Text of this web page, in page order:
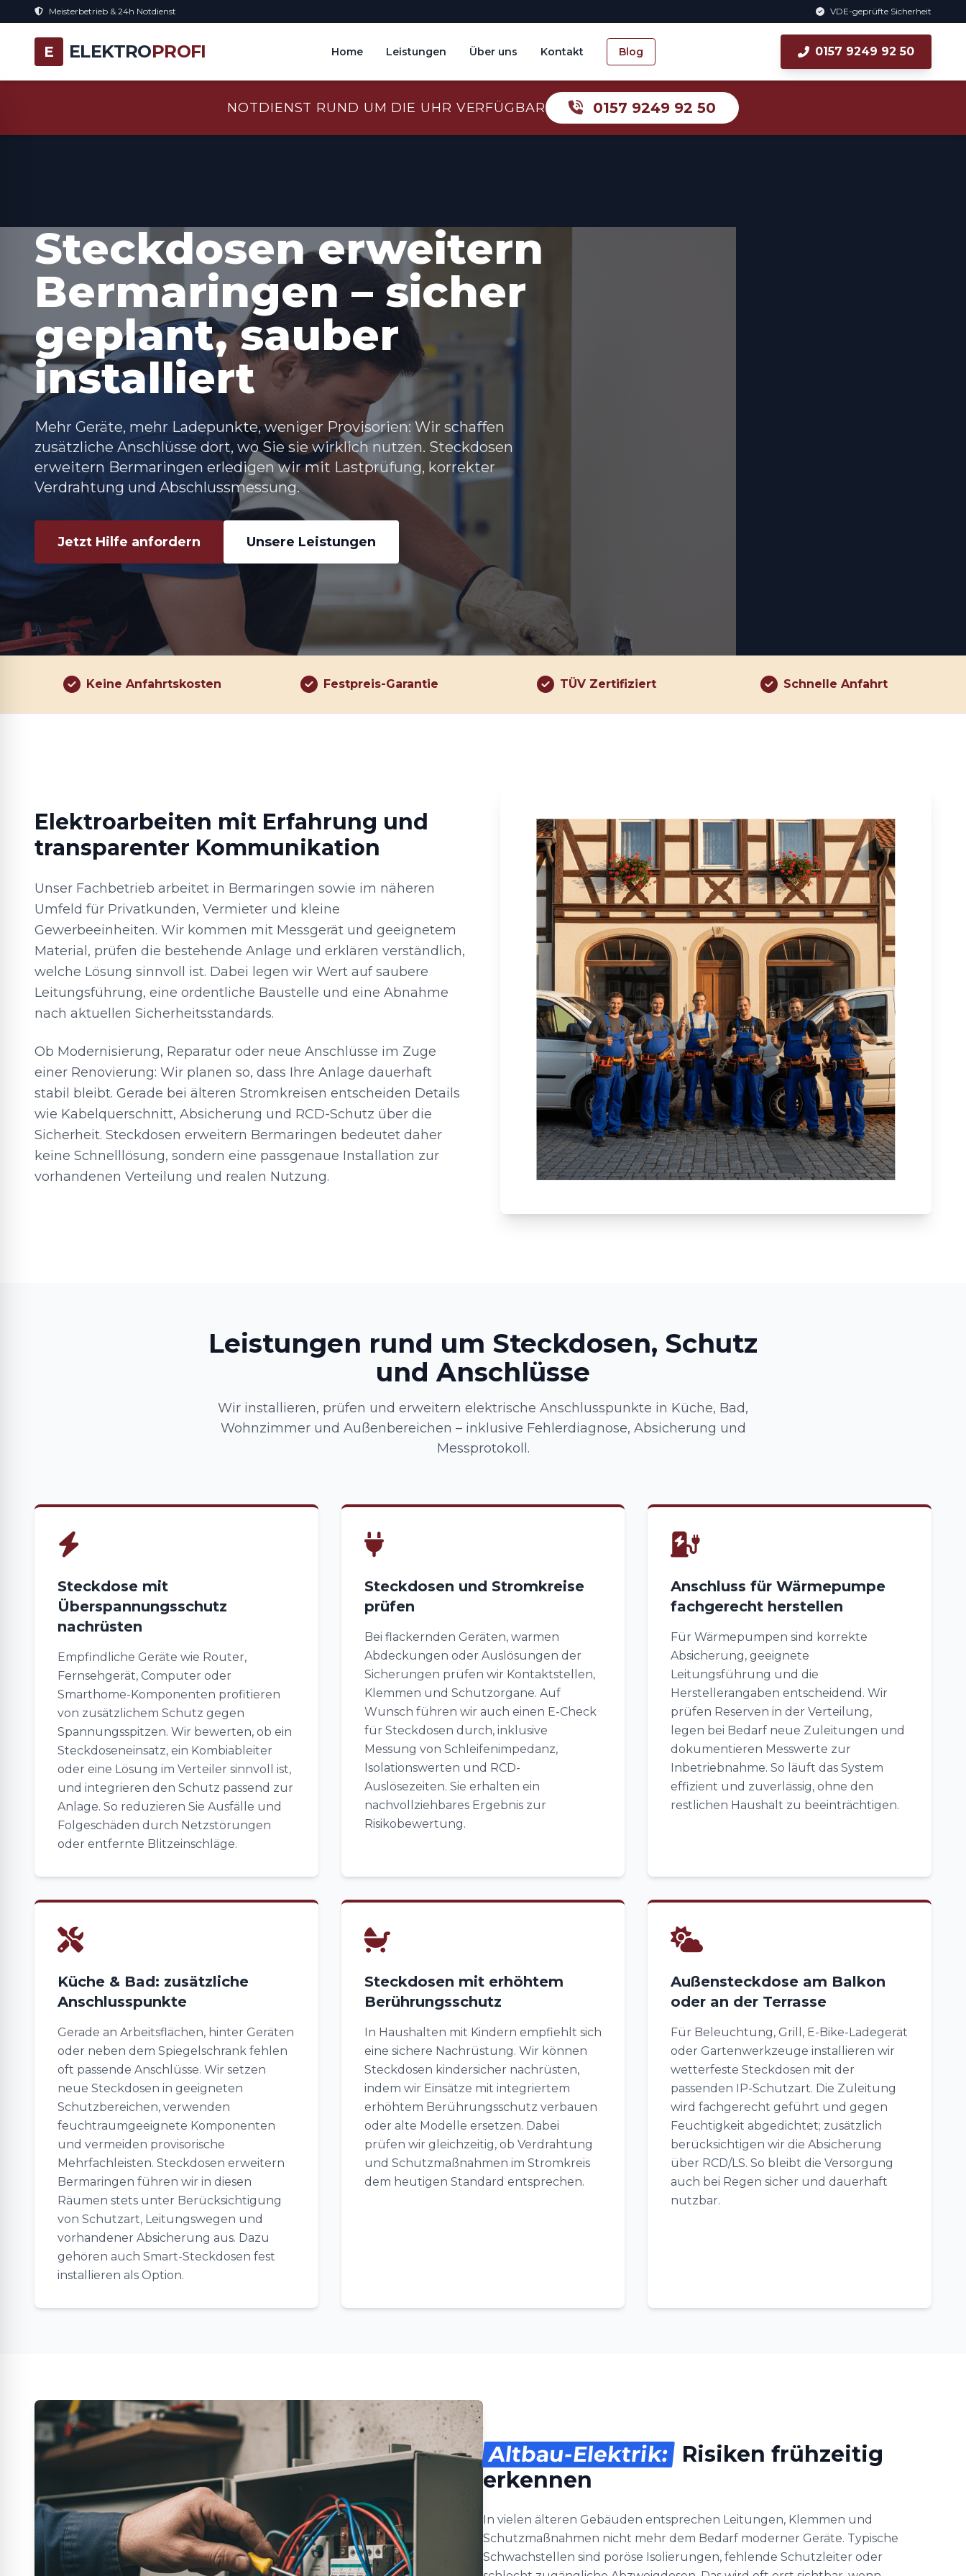
Meisterbetrieb & 24h Notdienst VDE-geprüfte Sicherheit
E ELEKTROPROFI Home Leistungen Über uns Kontakt Blog 0157 9249 92 50
NOTDIENST RUND UM DIE UHR VERFÜGBAR 0157 9249 92 50
Steckdosen erweitern
Bermaringen – sicher
geplant, sauber
installiert
Mehr Geräte, mehr Ladepunkte, weniger Provisorien: Wir schaffen
zusätzliche Anschlüsse dort, wo Sie sie wirklich nutzen. Steckdosen
erweitern Bermaringen erledigen wir mit Lastprüfung, korrekter
Verdrahtung und Abschlussmessung.
Jetzt Hilfe anfordern Unsere Leistungen
Keine Anfahrtskosten Festpreis-Garantie TÜV Zertifiziert Schnelle Anfahrt
Elektroarbeiten mit Erfahrung und
transparenter Kommunikation
Unser Fachbetrieb arbeitet in Bermaringen sowie im näheren
Umfeld für Privatkunden, Vermieter und kleine
Gewerbeeinheiten. Wir kommen mit Messgerät und geeignetem
Material, prüfen die bestehende Anlage und erklären verständlich,
welche Lösung sinnvoll ist. Dabei legen wir Wert auf saubere
Leitungsführung, eine ordentliche Baustelle und eine Abnahme
nach aktuellen Sicherheitsstandards.
Ob Modernisierung, Reparatur oder neue Anschlüsse im Zuge
einer Renovierung: Wir planen so, dass Ihre Anlage dauerhaft
stabil bleibt. Gerade bei älteren Stromkreisen entscheiden Details
wie Kabelquerschnitt, Absicherung und RCD-Schutz über die
Sicherheit. Steckdosen erweitern Bermaringen bedeutet daher
keine Schnelllösung, sondern eine passgenaue Installation zur
vorhandenen Verteilung und realen Nutzung.
Leistungen rund um Steckdosen, Schutz
und Anschlüsse
Wir installieren, prüfen und erweitern elektrische Anschlusspunkte in Küche, Bad,
Wohnzimmer und Außenbereichen – inklusive Fehlerdiagnose, Absicherung und
Messprotokoll.
Steckdose mit
Überspannungsschutz
nachrüsten
Empfindliche Geräte wie Router,
Fernsehgerät, Computer oder
Smarthome-Komponenten profitieren
von zusätzlichem Schutz gegen
Spannungsspitzen. Wir bewerten, ob ein
Steckdoseneinsatz, ein Kombiableiter
oder eine Lösung im Verteiler sinnvoll ist,
und integrieren den Schutz passend zur
Anlage. So reduzieren Sie Ausfälle und
Folgeschäden durch Netzstörungen
oder entfernte Blitzeinschläge.
Steckdosen und Stromkreise
prüfen
Bei flackernden Geräten, warmen
Abdeckungen oder Auslösungen der
Sicherungen prüfen wir Kontaktstellen,
Klemmen und Schutzorgane. Auf
Wunsch führen wir auch einen E-Check
für Steckdosen durch, inklusive
Messung von Schleifenimpedanz,
Isolationswerten und RCD-
Auslösezeiten. Sie erhalten ein
nachvollziehbares Ergebnis zur
Risikobewertung.
Anschluss für Wärmepumpe
fachgerecht herstellen
Für Wärmepumpen sind korrekte
Absicherung, geeignete
Leitungsführung und die
Herstellerangaben entscheidend. Wir
prüfen Reserven in der Verteilung,
legen bei Bedarf neue Zuleitungen und
dokumentieren Messwerte zur
Inbetriebnahme. So läuft das System
effizient und zuverlässig, ohne den
restlichen Haushalt zu beeinträchtigen.
Küche & Bad: zusätzliche
Anschlusspunkte
Gerade an Arbeitsflächen, hinter Geräten
oder neben dem Spiegelschrank fehlen
oft passende Anschlüsse. Wir setzen
neue Steckdosen in geeigneten
Schutzbereichen, verwenden
feuchtraumgeeignete Komponenten
und vermeiden provisorische
Mehrfachleisten. Steckdosen erweitern
Bermaringen führen wir in diesen
Räumen stets unter Berücksichtigung
von Schutzart, Leitungswegen und
vorhandener Absicherung aus. Dazu
gehören auch Smart-Steckdosen fest
installieren als Option.
Steckdosen mit erhöhtem
Berührungsschutz
In Haushalten mit Kindern empfiehlt sich
eine sichere Nachrüstung. Wir können
Steckdosen kindersicher nachrüsten,
indem wir Einsätze mit integriertem
erhöhtem Berührungsschutz verbauen
oder alte Modelle ersetzen. Dabei
prüfen wir gleichzeitig, ob Verdrahtung
und Schutzmaßnahmen im Stromkreis
dem heutigen Standard entsprechen.
Außensteckdose am Balkon
oder an der Terrasse
Für Beleuchtung, Grill, E-Bike-Ladegerät
oder Gartenwerkzeuge installieren wir
wetterfeste Steckdosen mit der
passenden IP-Schutzart. Die Zuleitung
wird fachgerecht geführt und gegen
Feuchtigkeit abgedichtet; zusätzlich
berücksichtigen wir die Absicherung
über RCD/LS. So bleibt die Versorgung
auch bei Regen sicher und dauerhaft
nutzbar.
Altbau-Elektrik: Risiken frühzeitig
erkennen
In vielen älteren Gebäuden entsprechen Leitungen, Klemmen und
Schutzmaßnahmen nicht mehr dem Bedarf moderner Geräte. Typische
Schwachstellen sind poröse Isolierungen, fehlende Schutzleiter oder